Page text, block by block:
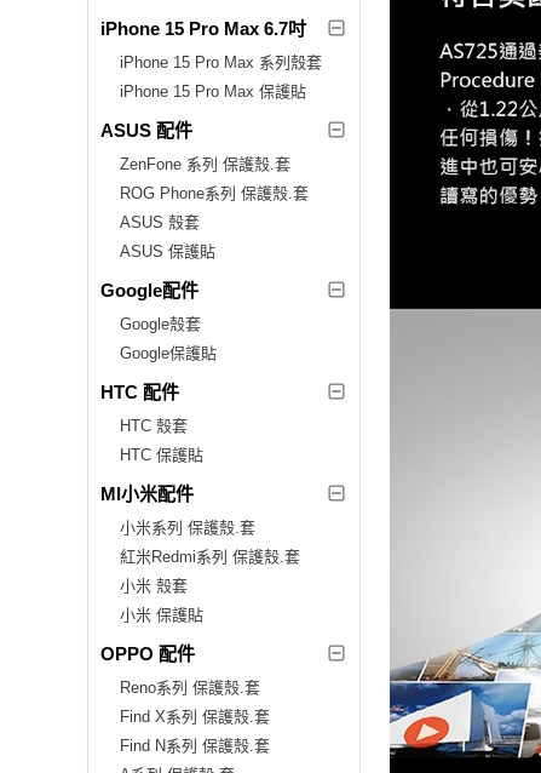
iPhone 15 Pro Max 6.7吋
iPhone 15 Pro Max 系列殼套
iPhone 15 Pro Max 保護貼
ASUS 配件
ZenFone 系列 保護殼.套
ROG Phone系列 保護殼.套
ASUS 殼套
ASUS 保護貼
Google配件
Google殼套
Google保護貼
HTC 配件
HTC 殼套
HTC 保護貼
MI小米配件
小米系列 保護殼.套
紅米Redmi系列 保護殼.套
小米 殼套
小米 保護貼
OPPO 配件
Reno系列 保護殼.套
Find X系列 保護殼.套
Find N系列 保護殼.套